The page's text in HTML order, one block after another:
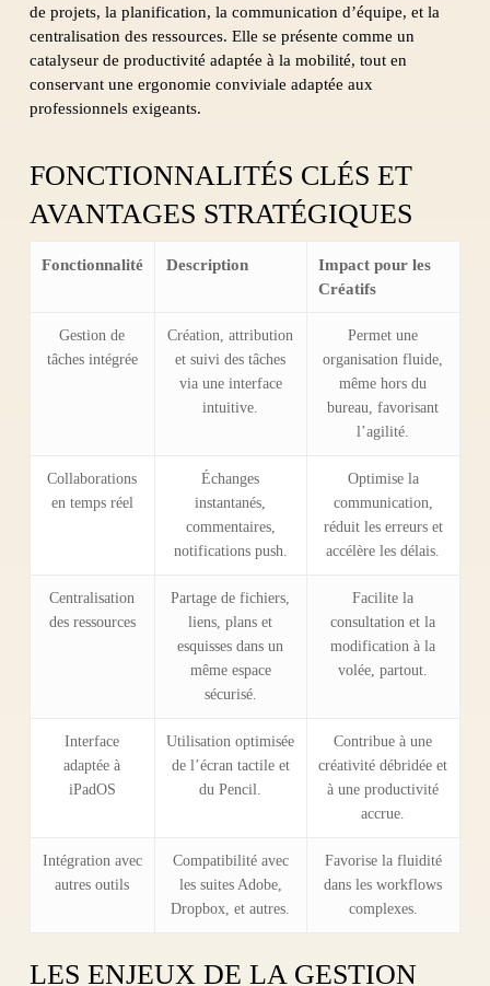
de projets, la planification, la communication d’équipe, et la
centralisation des ressources. Elle se présente comme un
catalyseur de productivité adaptée à la mobilité, tout en
conservant une ergonomie conviviale adaptée aux
professionnels exigeants.
FONCTIONNALITÉS CLÉS ET
AVANTAGES STRATÉGIQUES
Fonctionnalité Description
Impact pour les
Créatifs
Gestion de
tâches intégrée
Création, attribution
et suivi des tâches
via une interface
intuitive.
Permet une
organisation fluide,
même hors du
bureau, favorisant
l’agilité.
Collaborations
en temps réel
Échanges
instantanés,
commentaires,
notifications push.
Optimise la
communication,
réduit les erreurs et
accélère les délais.
Centralisation
des ressources
Partage de fichiers,
liens, plans et
esquisses dans un
même espace
sécurisé.
Facilite la
consultation et la
modification à la
volée, partout.
Interface
adaptée à
iPadOS
Utilisation optimisée
de l’écran tactile et
du Pencil.
Contribue à une
créativité débridée et
à une productivité
accrue.
Intégration avec
autres outils
Compatibilité avec
les suites Adobe,
Dropbox, et autres.
Favorise la fluidité
dans les workflows
complexes.
LES ENJEUX DE LA GESTION